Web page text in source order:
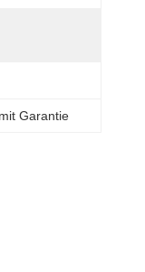
Garantie